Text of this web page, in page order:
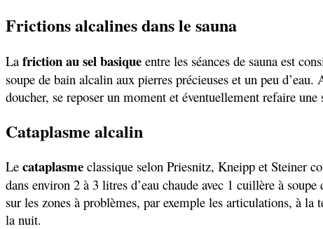
Frictions alcalines dans le sauna
La friction au sel basique entre les séances de sauna est
soupe de bain alcalin aux pierres précieuses et un peu
doucher, se reposer un moment et éventuellement refaire une
Cataplasme alcalin
Le cataplasme classique selon Priesnitz, Kneipp et Steiner
dans environ 2 à 3 litres d’eau chaude avec 1 cuillère à
sur les zones à problèmes, par exemple les articulations, à
la nuit.